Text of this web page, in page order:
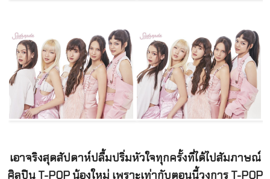
เอาจริงสุดสัปดาห์ปลื้มปริ่มหัวใจทุกครั้งที่ได้ไปสัมภาษณ์
ศิลปิน T-POP น้องใหม่ เพราะเท่ากับตอนนี้วงการ T-POP